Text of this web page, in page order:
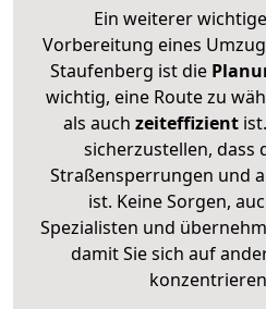
Ein weiterer
Vorbereitung eines
Staufenberg ist die
wichtig, eine Route zu
als auch zeiteffizient
sicherzustellen, dass
Straßensperrungen und
ist. Keine Sorgen,
Spezialisten und
damit Sie sich auf